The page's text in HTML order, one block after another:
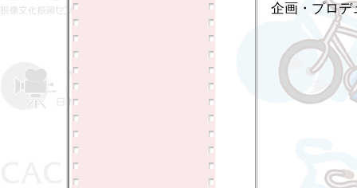
企画・プロデ